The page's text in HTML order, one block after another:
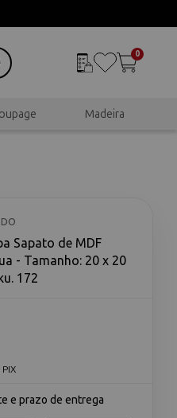
0
Madeira
Sapato de MDF
- Tamanho: 20 x 20
172
e prazo de entrega